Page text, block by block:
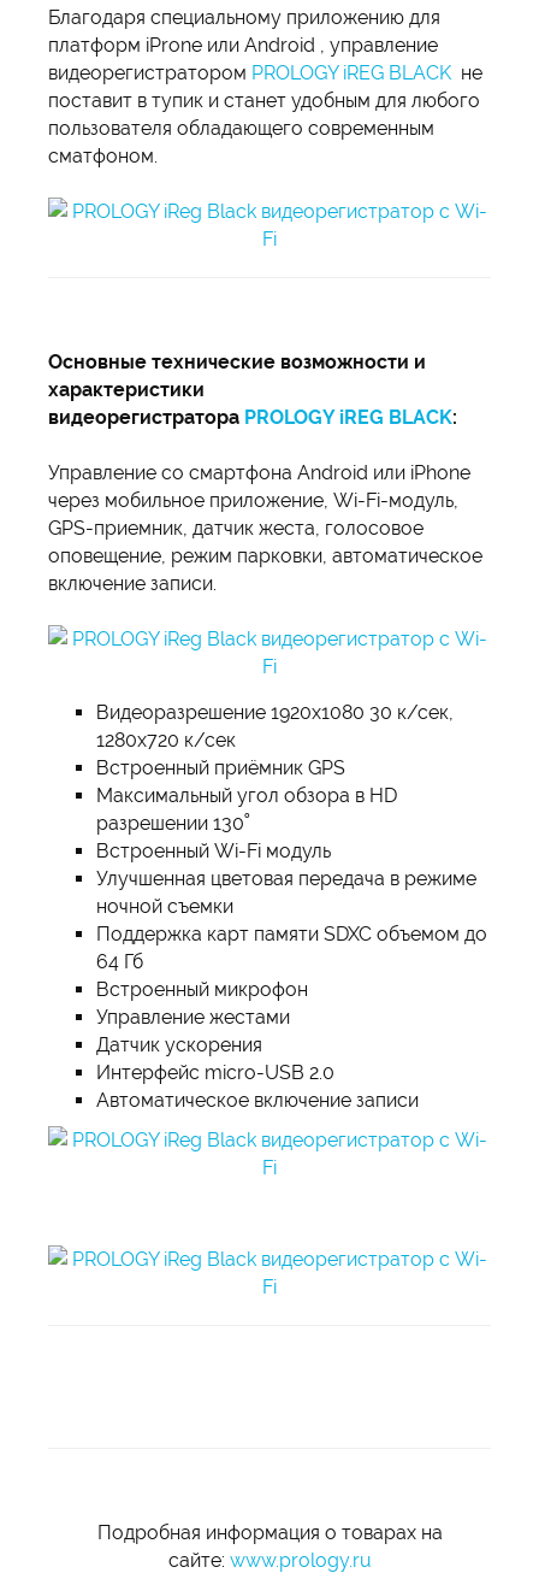
Благодаря специальному приложению для
платформ iProne или Android , управление
видеорегистратором PROLOGY iREG BLACK не
поставит в тупик и станет удобным для любого
пользователя обладающего современным
сматфоном.
Основные технические возможности и
характеристики
видеорегистратора PROLOGY iREG BLACK:
Управление со смартфона Android или iPhone
через мобильное приложение, Wi-Fi-модуль,
GPS-приемник, датчик жеста, голосовое
оповещение, режим парковки, автоматическое
включение записи.
Видеоразрешение 1920х1080 30 к/сек,
1280x720 к/сек
Встроенный приёмник GPS
Максимальный угол обзора в HD
разрешении 130˚
Встроенный Wi-Fi модуль
Улучшенная цветовая передача в режиме
ночной съемки
Поддержка карт памяти SDXC объемом до
64 Гб
Встроенный микрофон
Управление жестами
Датчик ускорения
Интерфейс micro-USB 2.0
Автоматическое включение записи
Подробная информация о товарах на
сайте: www.prology.ru